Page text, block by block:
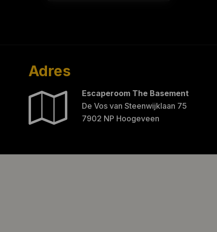
Adres
Escaperoom The Basement
De Vos van Steenwijklaan 75
7902 NP Hoogeveen